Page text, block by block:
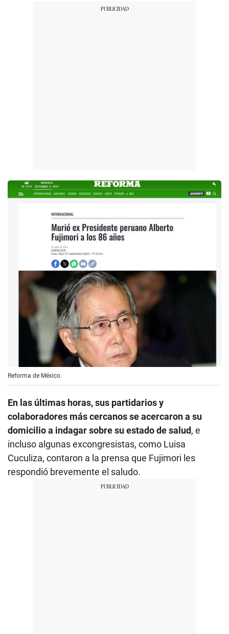
Reforma de México.
En las últimas horas, sus partidarios y
colaboradores más cercanos se acercaron a su
domicilio a indagar sobre su estado de salud, e
incluso algunas excongresistas, como Luisa
Cuculiza, contaron a la prensa que Fujimori les
respondió brevemente el saludo.